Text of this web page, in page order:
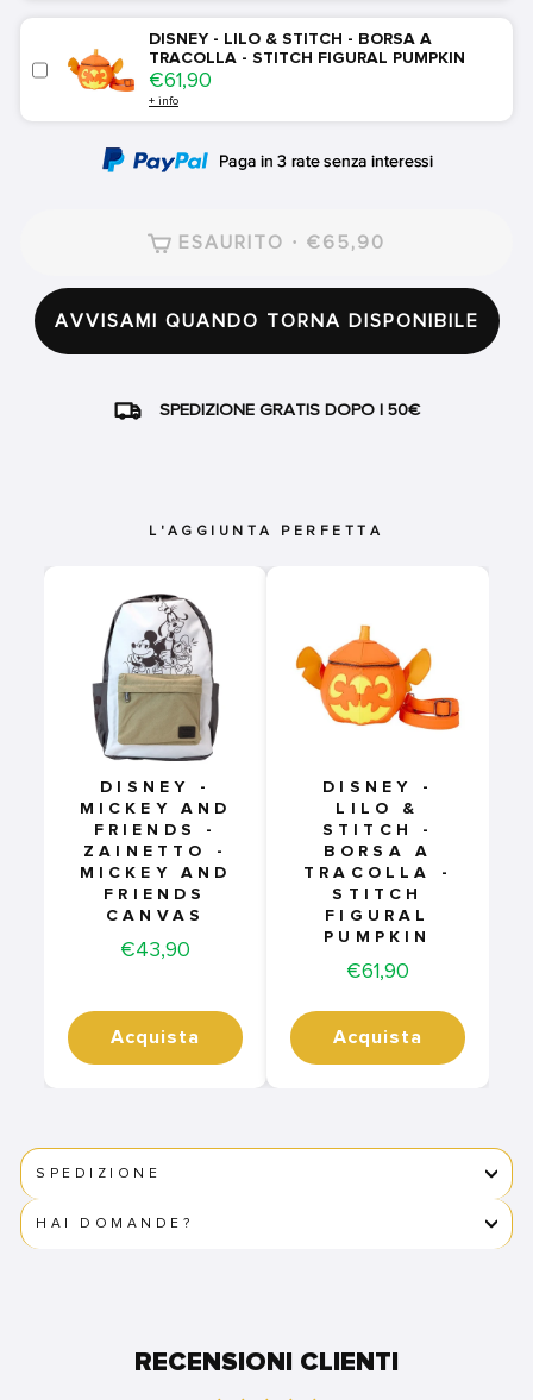
DISNEY - LILO & STITCH - BORSA A
TRACOLLA - STITCH FIGURAL PUMPKIN
Price
€61,90
+ info
ESAURITO · €65,90
AVVISAMI QUANDO TORNA DISPONIBILE
SPEDIZIONE GRATIS DOPO I 50€
L'AGGIUNTA PERFETTA
DISNEY -
MICKEY AND
FRIENDS -
ZAINETTO -
MICKEY AND
FRIENDS
CANVAS
Price
€43,90
Acquista
DISNEY -
LILO &
STITCH -
BORSA A
TRACOLLA -
STITCH
FIGURAL
PUMPKIN
Price
€61,90
Acquista
SPEDIZIONE
HAI DOMANDE?
RECENSIONI CLIENTI